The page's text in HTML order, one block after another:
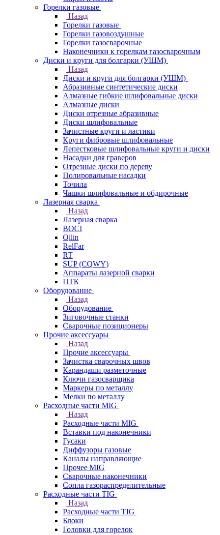
Горелки газовые
Назад
Горелки газовые
Горелки газовоздушные
Горелки газосварочные
Наконечники к горелкам газосварочным
Диски и круги для болгарки (УШМ)
Назад
Диски и круги для болгарки (УШМ)
Абразивные синтетические диски
Алмазные гибкие шлифовальные диски
Алмазные диски
Диски отрезные абразивные
Диски шлифовальные
Зачистные круги и ластики
Круги фибровые шлифовальные
Лепестковые шлифовальные круги и диски
Насадки для граверов
Отрезные диски по дереву
Полировальные насадки
Точила
Чашки шлифовальные и обдирочные
Лазерная сварка
Назад
Лазерная сварка
BOCI
Qilin
RelFar
RT
SUP (CQWY)
Аппараты лазерной сварки
ПТК
Оборудование
Назад
Оборудование
Зиговочные станки
Сварочные позиционеры
Прочие аксессуары
Назад
Прочие аксессуары
Зачистка сварочных швов
Карандаши разметочные
Ключи газосварщика
Маркеры по металлу
Мелки по металлу
Расходные части MIG
Назад
Расходные части MIG
Вставки под наконечники
Гусаки
Диффузоры газовые
Каналы направляющие
Прочее MIG
Сварочные наконечники
Сопла газораспределительные
Расходные части TIG
Назад
Расходные части TIG
Блоки
Головки для горелок